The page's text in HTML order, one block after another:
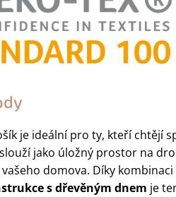
je ideální pro ty, kteří chtějí
jako úložný prostor na
domova. Díky
s dřevěným dnem je